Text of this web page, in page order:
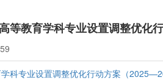
等教育学科专业设置调整优化
科专业设置调整优化行动方案（